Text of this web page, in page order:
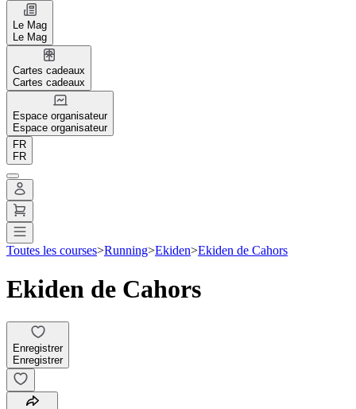
Le Mag
Le Mag
Cartes cadeaux
Cartes cadeaux
Espace organisateur
Espace organisateur
FR
FR
Toutes les courses>Running>Ekiden>Ekiden de Cahors
Ekiden de Cahors
Enregistrer
Enregistrer